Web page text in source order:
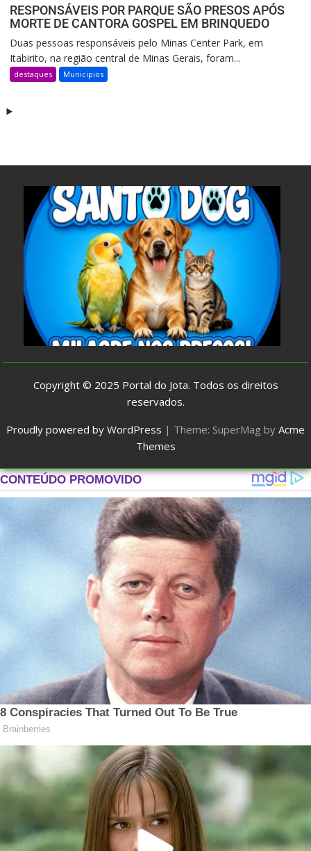
RESPONSÁVEIS POR PARQUE SÃO PRESOS APÓS
MORTE DE CANTORA GOSPEL EM BRINQUEDO
Duas pessoas responsáveis pelo Minas Center Park, em
Itabirito, na região central de Minas Gerais, foram...
destaques Municipios
Copyright © 2025 Portal do Jota. Todos os direitos
reservados.
Proudly powered by WordPress | Theme: SuperMag by Acme
Themes